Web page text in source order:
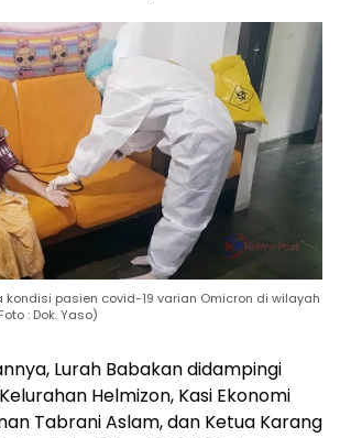
kondisi pasien covid-19 varian Omicron di wilayah
: Dok. Yaso)
Lurah Babakan didampingi
Helmizon, Kasi Ekonomi
Tabrani Aslam, dan Ketua Karang